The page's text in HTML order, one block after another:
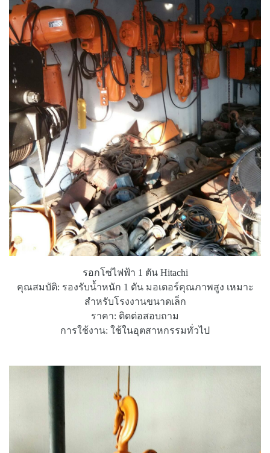
รอกโซ่ไฟฟ้า 1 ตัน Hitachi
คุณสมบัติ: รองรับน้ำหนัก 1 ตัน มอเตอร์คุณภาพสูง เหมาะ
สำหรับโรงงานขนาดเล็ก
ราคา: ติดต่อสอบถาม
การใช้งาน: ใช้ในอุตสาหกรรมทั่วไป